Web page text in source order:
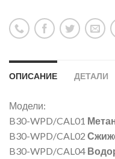
ОПИСАНИЕ ДЕТАЛИ
Модели:
B30-WPD/CAL01
B30-WPD/CAL02
B30-WPD/CAL04